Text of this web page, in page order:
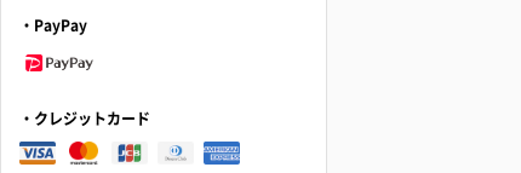
・PayPay
・クレジットカード